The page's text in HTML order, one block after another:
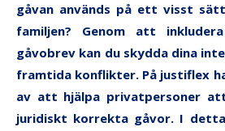
gåvan används på ett visst
familjen? Genom att inkludera
gåvobrev kan du skydda dina
framtida konflikter. På justiflex
av att hjälpa privatpersoner
juridiskt korrekta gåvor. I